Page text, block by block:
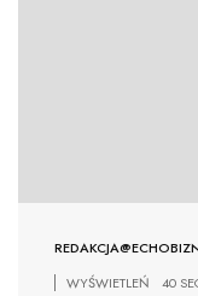
WYŚWIETLEŃ
40